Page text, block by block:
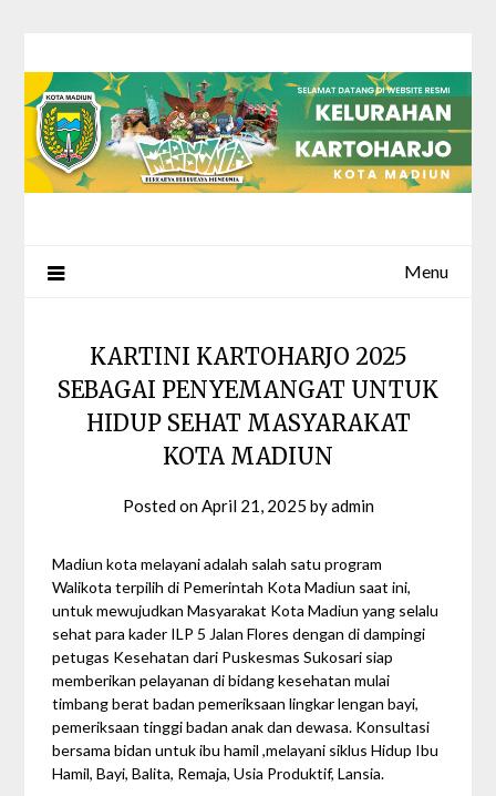
content
Menu
KARTINI KARTOHARJO 2025
SEBAGAI PENYEMANGAT UNTUK
HIDUP SEHAT MASYARAKAT
KOTA MADIUN
Posted onApril 21, 2025 byadmin
Madiun kota melayani adalah salah satu program
Walikota terpilih di Pemerintah Kota Madiun saat ini,
untuk mewujudkan Masyarakat Kota Madiun yang selalu
sehat para kader ILP 5 Jalan Flores dengan di dampingi
petugas Kesehatan dari Puskesmas Sukosari siap
memberikan pelayanan di bidang kesehatan mulai
timbang berat badan pemeriksaan lingkar lengan bayi,
pemeriksaan tinggi badan anak dandewasa. Konsultasi
bersama bidan untuk ibu hamil ,melayani siklus Hidup Ibu
Hamil, Bayi, Balita, Remaja, Usia Produktif, Lansia.